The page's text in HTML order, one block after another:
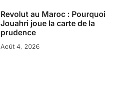
Revolut au Maroc : Pourquoi
Jouahri joue la carte de la
prudence
Août 4, 2026